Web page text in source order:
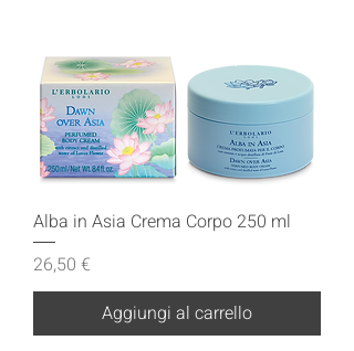
Alba in Asia Crema Corpo 250 ml
Prezzo
26,50 €
Aggiungi al carrello